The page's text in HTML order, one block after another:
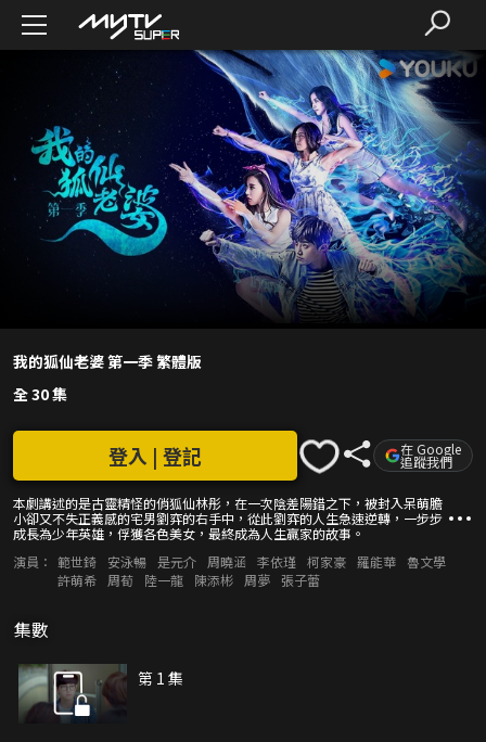
我的狐仙老婆 第一季 繁體版
全 30 集
本劇講述的是古靈精怪的俏狐仙林彤，在一次陰差陽錯之下，被封入呆萌膽
小卻又不失正義感的宅男劉弈的右手中，從此劉弈的人生急速逆轉，一步步
成長為少年英雄，俘獲各色美女，最終成為人生贏家的故事。
登入 | 登記 在 Google
追蹤我們
演員： 範世錡 安泳暢 是元介 周曉涵 李依瑾 柯家豪 羅能華
魯文學
許萌希
周荀 陸一龍 陳添彬 周夢 張子蕾
集數
第 1 集